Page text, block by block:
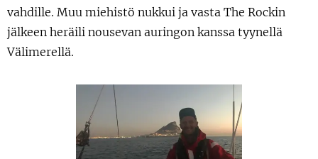
vahdille. Muu miehistö nukkui ja vasta The Rockin
jälkeen heräili nousevan auringon kanssa tyynellä
Välimerellä.